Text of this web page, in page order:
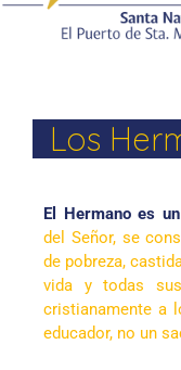
Los
El Hermano es
del Señor, se
de pobreza,
vida y todas
cristianamente a
educador, no un